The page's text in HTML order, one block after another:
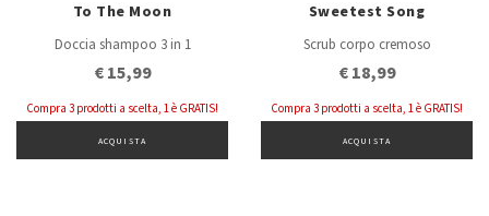
To The Moon
Doccia shampoo 3 in 1
€ 15,99
Compra 3 prodotti a scelta, 1 è GRATIS!
ACQUISTA
Sweetest Song
Scrub corpo cremoso
€ 18,99
Compra 3 prodotti a scelta, 1 è GRATIS!
ACQUISTA